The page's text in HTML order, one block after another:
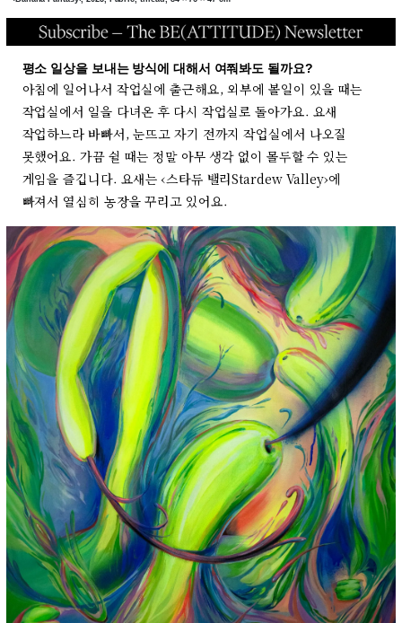
평소 일상을 보내는 방식에 대해서 여쭤봐도 될까요?
아침에 일어나서 작업실에 출근해요, 외부에 볼일이 있을 때는
작업실에서 일을 다녀온 후 다시 작업실로 돌아가요. 요새
작업하느라 바빠서, 눈뜨고 자기 전까지 작업실에서 나오질
못했어요. 가끔 쉴 때는 정말 아무 생각 없이 몰두할 수 있는
게임을 즐깁니다. 요새는 ‹스타듀 밸리Stardew Valley›에
빠져서 열심히 농장을 꾸리고 있어요.